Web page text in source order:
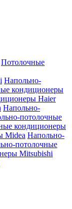
Потолочные
Напольно-
кондиционеры
Haier
Напольно-
потолочные
кондиционеры
Midea Напольно-
потолочные
Mitsubishi